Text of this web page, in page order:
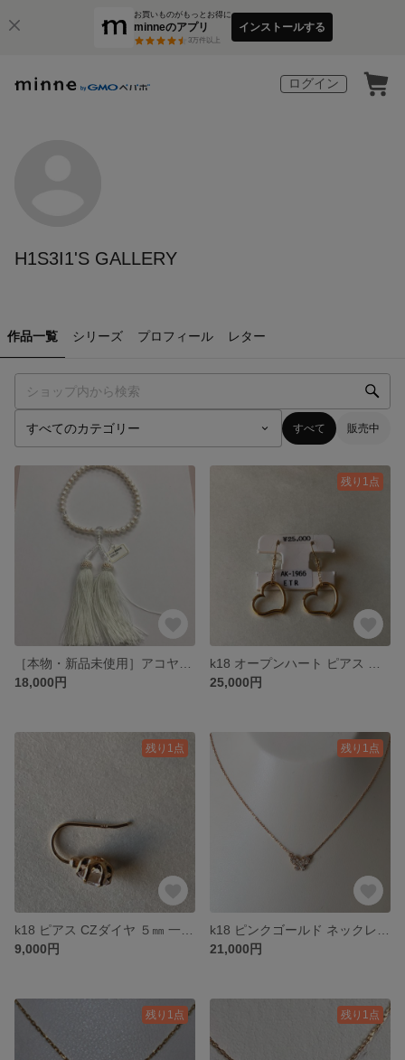
お買いものがもっとお得に
minneのアプリ
3万件以上
インストールする
ログイン
H1S3I1'S GALLERY
作品一覧 シリーズ プロフィール レター
すべて 販売中
18,000円
残り1点
25,000円
残り1点
9,000円
残り1点
21,000円
残り1点 残り1点